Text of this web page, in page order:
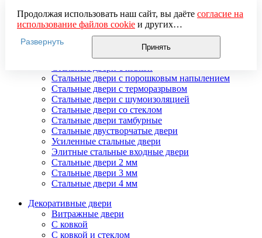
Стальные двери в подъезд
Стальные двери внутреннего открывания
Стальные двери массив
Стальные двери мдф
Стальные двери с зеркалом
Стальные двери с порошковым напылением
Стальные двери с терморазрывом
Стальные двери с шумоизоляцией
Стальные двери со стеклом
Стальные двери тамбурные
Стальные двустворчатые двери
Усиленные стальные двери
Элитные стальные входные двери
Стальные двери 2 мм
Стальные двери 3 мм
Стальные двери 4 мм
Декоративные двери
Витражные двери
С ковкой
С ковкой и стеклом
Продолжая использовать наш сайт, вы даёте согласие на
использование файлов cookieи других
пользовательских данных (включая IP-адрес, сведения о
местоположении, устройстве, действиях на сайте и т. п.)
для функционирования сайта, проведения
использования систем аналитики (например,
Яндекс.Метрика), в соответствии с нашей
обработки персональных данных.
Если вы не хотите, чтобы ваши данные обрабатывались,
настройте ограничения в браузере или покиньте сайт.
Развернуть
Принять